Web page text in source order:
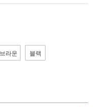
브라운 블랙